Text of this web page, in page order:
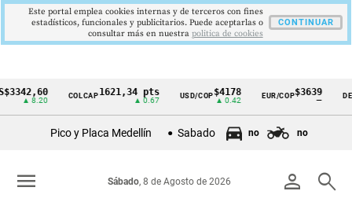
Cintillo
Colombia
COLCAP1621,34 pts USD/COP$4178
▲ 0.42
EUR/COP$3639
—
Pico y Placa Medellín Sabado no no
person search
Sábado, 8 de Agosto de 2026
menu
Este portal emplea cookies internas y de terceros con fines
estadísticos, funcionales y publicitarios. Puede aceptarlas o
consultar más en nuestra politica de cookies
CONTINUAR